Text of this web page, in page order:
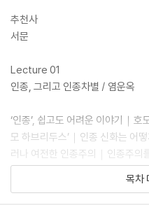
추천사
서문
Lecture 01
인종, 그리고 인종차별 / 염운옥
‘인종’, 쉽고도 어려운 이야기｜호
모 하브리두스’｜인종 신화는 어
러나 여전한 인종주의｜인종주의
목차